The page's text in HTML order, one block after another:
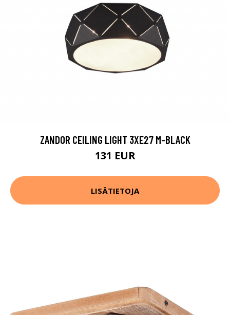
ZANDOR CEILING LIGHT 3XE27 M-BLACK
131 EUR
LISÄTIETOJA